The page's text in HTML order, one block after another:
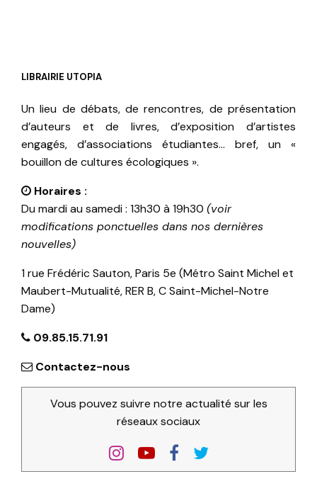
LIBRAIRIE UTOPIA
Un lieu de débats, de rencontres, de présentation
d’auteurs et de livres, d’exposition d’artistes
engagés, d’associations étudiantes… bref, un «
bouillon de cultures écologiques ».
Horaires :
Du mardi au samedi : 13h30 à 19h30 (voir
modifications ponctuelles dans nos dernières
nouvelles)
1 rue Frédéric Sauton, Paris 5e (Métro Saint Michel et
Maubert-Mutualité, RER B, C Saint-Michel-Notre
Dame)
09.85.15.71.91
Contactez-nous
Vous pouvez suivre notre actualité sur les
réseaux sociaux